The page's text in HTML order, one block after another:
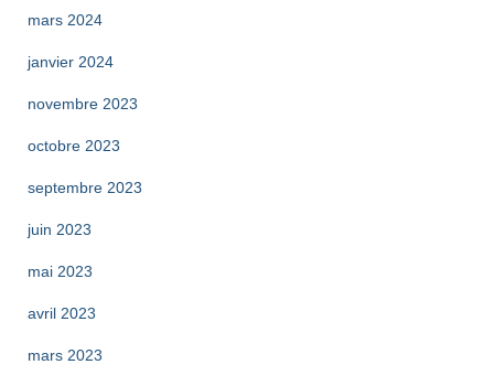
mars 2024
janvier 2024
novembre 2023
octobre 2023
septembre 2023
juin 2023
mai 2023
avril 2023
mars 2023